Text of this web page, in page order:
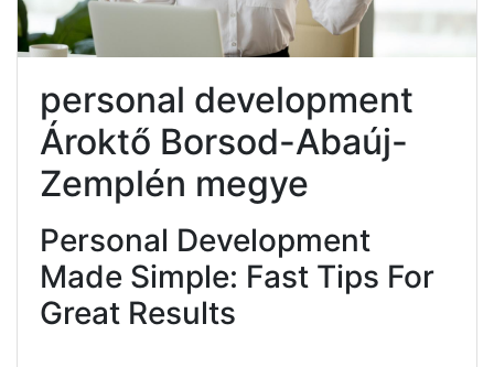
personal development
Ároktő Borsod-Abaúj-
Zemplén megye
Personal Development
Made Simple: Fast Tips For
Great Results